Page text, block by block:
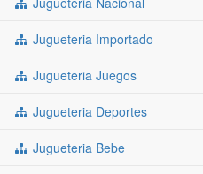
Jugueteria Importado
Jugueteria Juegos
Jugueteria Deportes
Jugueteria Bebe